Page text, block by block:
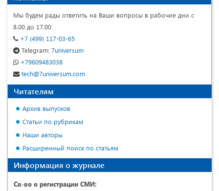
Мы будем рады ответить на Ваши вопросы в рабочие дни с
8.00 до 17.00
+7 (499) 117-03-65
Telegram: 7universum
+79609483038
tech@7universum.com
Читателям
Архив выпусков
Статьи по рубрикам
Наши авторы
Расширенный поиск по статьям
Информация о журнале
Св-во о регистрации СМИ: